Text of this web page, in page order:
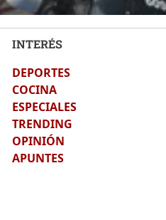
historia detrás de la Guerra
INTERÉS
DEPORTES
COCINA
ESPECIALES
TRENDING
OPINIÓN
APUNTES